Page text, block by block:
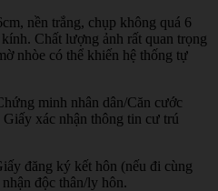
nền trắng, chụp không quá 6
Chất lượng ảnh rất quan trọng
nhòe có thể khiến hệ thống tự
minh nhân dân/Căn cước
xác nhận thông tin cư trú
đăng ký kết hôn (nếu đi cùng
độc thân/ly hôn.